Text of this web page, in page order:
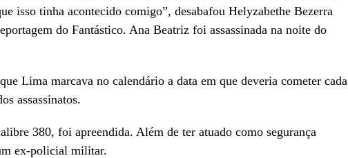
isso tinha acontecido comigo”, desabafou Helyzabethe Bezerra
do Fantástico. Ana Beatriz foi assassinada na noite do
Lima marcava no calendário a data em que deveria cometer cada
assassinatos.
380, foi apreendida. Além de ter atuado como segurança
ex-policial militar.